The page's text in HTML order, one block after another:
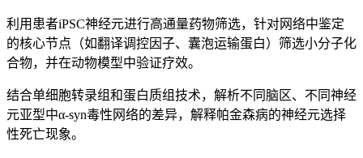
利用患者iPSC神经元进行高通量药物筛选，针对网络中鉴定
的核心节点（如翻译调控因子、囊泡运输蛋白）筛选小分子化
合物，并在动物模型中验证疗效。
结合单细胞转录组和蛋白质组技术，解析不同脑区、不同神经
元亚型中α-syn毒性网络的差异，解释帕金森病的神经元选择
性死亡现象。